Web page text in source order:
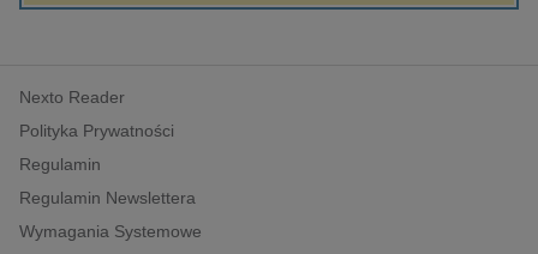
komputery, internet, technologie, informatyka
polityka, społeczno-informacyjne
psychologiczne
inne
popularno-naukowe
historia
Nexto Reader
Polityka Prywatności
Regulamin
Regulamin Newslettera
Wymagania Systemowe